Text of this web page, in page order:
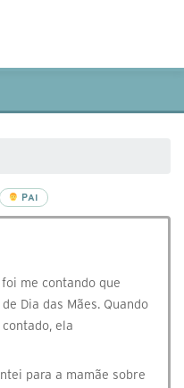
PAI
me contando que
Dia das Mães. Quando
ela
para a mamãe sobre